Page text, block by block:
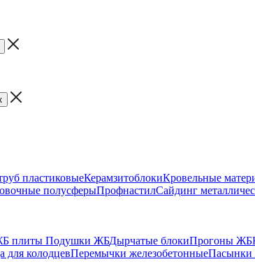
пластиковыеКерамзитоблокиКровельные
полусферыПрофнастилСайдинг
плиты Подушки ЖБДырчатые блокиПрогоны ЖБ
для колодцевПеремычки железобетонные